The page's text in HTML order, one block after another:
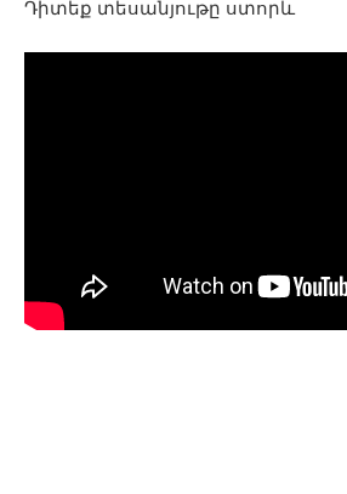
Դիտեք տեսանյութը ստորև